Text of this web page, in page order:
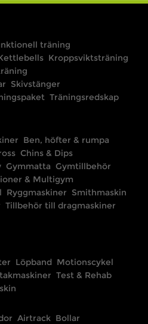
träning
Kroppsviktsträning
Skivstänger
Träningsredskap
Ben, höfter & rumpa
Chins & Dips
Gymmatta Gymtillbehör
& Multigym
Ryggmaskiner Smithmaskin
Tillbehör till dragmaskiner
Löpband Motionscykel
Test & Rehab
Airtrack Bollar